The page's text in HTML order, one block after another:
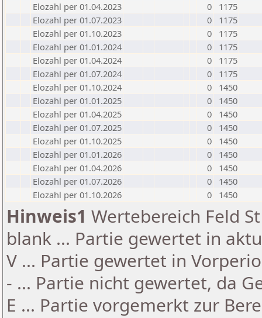
Elozahl per 01.04.2023
0
1175
Elozahl per 01.07.2023
0
1175
Elozahl per 01.10.2023
0
1175
Elozahl per 01.01.2024
0
1175
Elozahl per 01.04.2024
0
1175
Elozahl per 01.07.2024
0
1175
Elozahl per 01.10.2024
0
1450
Elozahl per 01.01.2025
0
1450
Elozahl per 01.04.2025
0
1450
Elozahl per 01.07.2025
0
1450
Elozahl per 01.10.2025
0
1450
Elozahl per 01.01.2026
0
1450
Elozahl per 01.04.2026
0
1450
Elozahl per 01.07.2026
0
1450
Elozahl per 01.10.2026
0 1450
Hinweis1 Wertebereich Feld
blank ... Partie gewertet in
V ... Partie gewertet in
- ... Partie nicht gewertet, da
E ... Partie vorgemerkt zur